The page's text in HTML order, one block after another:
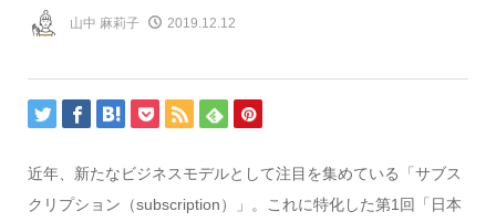
山中 麻莉子 2019.12.12
近年、新たなビジネスモデルとして注目を集めている「サブス
クリプション（subscription）」。これに特化した第1回「日本